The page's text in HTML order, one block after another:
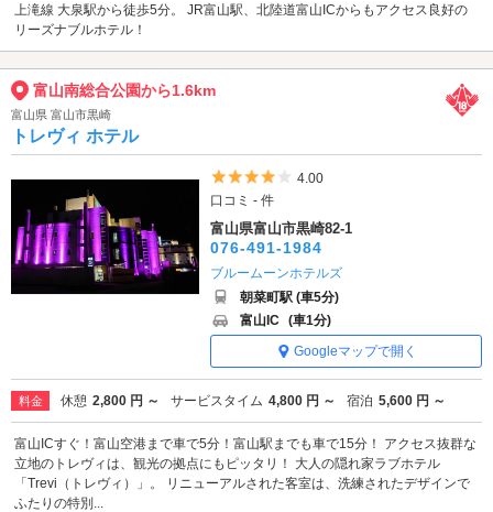
上滝線 大泉駅から徒歩5分。 JR富山駅、北陸道富山ICからもアクセス良好の
リーズナブルホテル！
富山南総合公園から1.6km
富山県 富山市黒崎
トレヴィ ホテル
5つ星のうち4
4.00
口コミ - 件
富山県富山市黒崎82-1
076-491-1984
ブルームーンホテルズ
朝菜町駅 (車5分)
富山IC (車1分)
Googleマップで開く
料金 休憩 2,800 円 ～ サービスタイム 4,800 円 ～ 宿泊 5,600 円 ～
富山ICすぐ！富山空港まで車で5分！富山駅までも車で15分！ アクセス抜群な
立地のトレヴィは、観光の拠点にもピッタリ！ 大人の隠れ家ラブホテル
「Trevi（トレヴィ）」。 リニューアルされた客室は、洗練されたデザインで
ふたりの特別...